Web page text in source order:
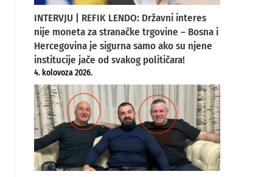
INTERVJU | REFIK LENDO: Državni interes
nije moneta za stranačke trgovine – Bosna i
Hercegovina je sigurna samo ako su njene
institucije jače od svakog političara!
4. kolovoza 2026.